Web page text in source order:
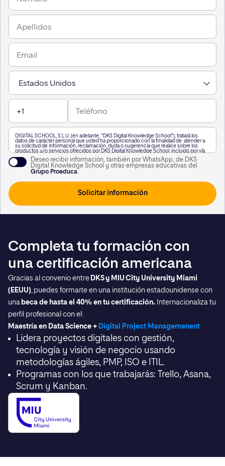
DIGITAL SCHOOL, S.L.U. (en adelante, "DKS Digital Knowledge School"), tratará los
datos de carácter personal que usted ha proporcionado con la finalidad de: atender a
su solicitud de información, reclamación, duda o sugerencia que realice sobre los
productos y/o servicios ofrecidos por DKS Digital Knowledge School, incluido por vía
telefónica, o a través de WhatsApp,, así como para mantenerle informado de nuestra
actividad.
A su vez, le informamos que vamos a realizar un perfilado de sus datos de carácter
personal para poderle enviar información personalizada en función de sus intereses.
Puede consultar información adicional haciendo clicaquí.
Usted podrá revocar el consentimiento otorgado, así como ejercitar los derechos
reconocidos en los artículos 15 a 22 del Reglamento (UE) 2016/679, mediante solicitud
dirección de correo electrónicolopd@kschool.com, identificándose debidamente. Si
Deseo recibir información, también por WhatsApp, de DKS
Digital Knowledge School y otras empresas educativas del
Grupo Proeduca.
Completa tu formación con
una certificación americana
Gracias al convenio entre DKS y MIU City University Miami
(EEUU) , puedes formarte en una institución estadounidense con
una beca de hasta el 40% en tu certificación. Internacionaliza tu
perfil profesional con el:
Maestría en Data Science + Digital Project Managemenent
Lidera proyectos digitales con gestión,
tecnología y visión de negocio usando
metodologías ágiles, PMP, ISO e ITIL.
Programas con los que trabajarás: Trello, Asana,
Scrum y Kanban.